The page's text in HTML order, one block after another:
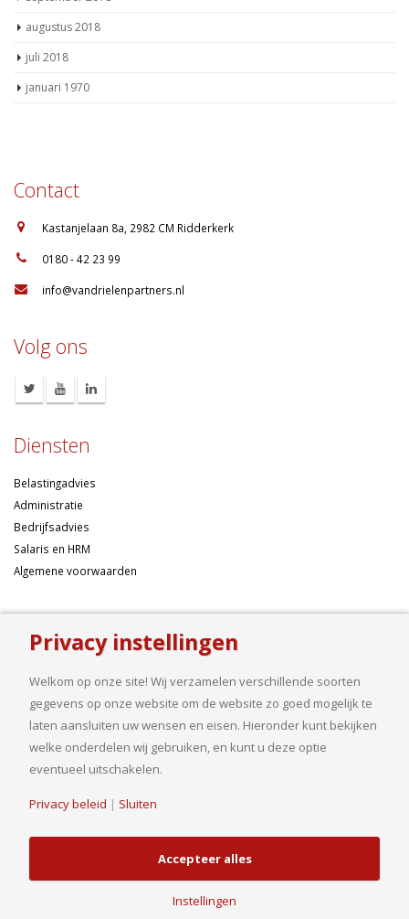
augustus 2018
juli 2018
januari 1970
Contact
Kastanjelaan 8a, 2982 CM Ridderkerk
0180 - 42 23 99
info@vandrielenpartners.nl
Volg ons
Diensten
Belastingadvies
Administratie
Bedrijfsadvies
Salaris en HRM
Algemene voorwaarden
Over ons
Ondernemen betekent risico’s nemen, maar dan liefst wel zo
samengesteld mogelijk. Of u nu een onderneming wilt starten met een
goed financieel plan, uw bedrijf wilt uitbreiden op basis van gedegen
cijfers, uw jaarcijfers samengesteld wilt hebben of een helder advies
nodig heeft, bij ons bent u aan het goede adres.
Privacy instellingen
Welkom op onze site! Wij verzamelen verschillende soorten
gegevens op onze website om de website zo goed mogelijk te
laten aansluiten uw wensen en eisen. Hieronder kunt bekijken
welke onderdelen wij gebruiken, en kunt u deze optie
eventueel uitschakelen.
Privacy beleid | Sluiten
Accepteer alles
Instellingen